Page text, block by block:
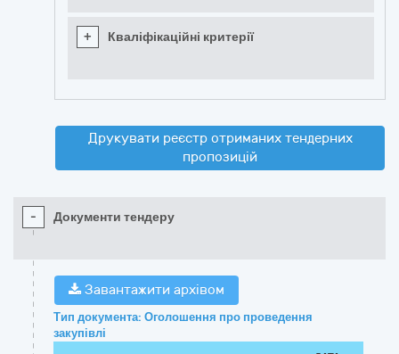
+ Кваліфікаційні критерії
Друкувати реєстр отриманих тендерних
пропозицій
- Документи тендеру
Завантажити архівом
Тип документа: Оголошення про проведення
закупівлі